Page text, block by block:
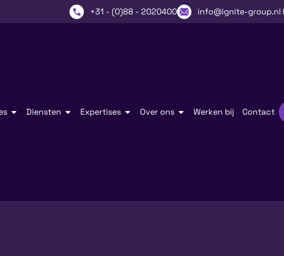
+31 - (0)88 - 2020400 info@ignite-group.nl
Diensten Expertises Over ons Werken bij Contact